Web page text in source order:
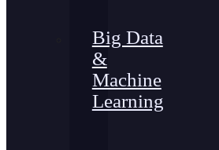
Big Data
&
Machine
Learning